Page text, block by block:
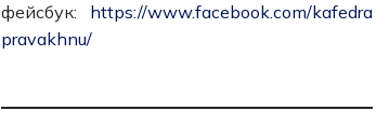
фейсбук: https://www.facebook.com/kafedra
pravakhnu/